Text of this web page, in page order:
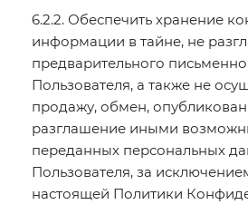
6.2.2. Обеспечить хранение
информации в тайне, не
предварительного
Пользователя, а также не
продажу, обмен,
разглашение иными
переданных персональных
Пользователя, за
настоящей Политики